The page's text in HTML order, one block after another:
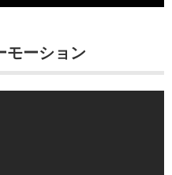
モーション